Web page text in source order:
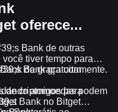
oferece...
Bank de outras
tiver tempo para
Bank gratuitamente.
de graça com
amigos para
de criptomoedas podem
Bank no Bitget